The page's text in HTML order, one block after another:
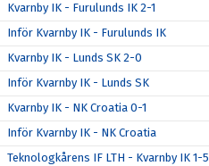
Kvarnby IK - Furulunds IK 2-1
Inför Kvarnby IK - Furulunds IK
Kvarnby IK - Lunds SK 2-0
Inför Kvarnby IK - Lunds SK
Kvarnby IK - NK Croatia 0-1
Inför Kvarnby IK - NK Croatia
Teknologkårens IF LTH - Kvarnby IK 1-5